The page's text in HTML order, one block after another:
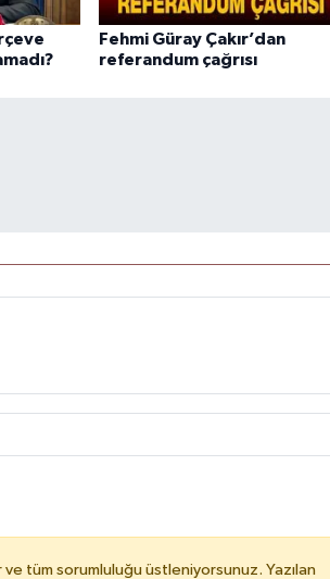
Fehmi Güray Çakır’dan
referandum çağrısı
tüm sorumluluğu üstleniyorsunuz. Yazılan